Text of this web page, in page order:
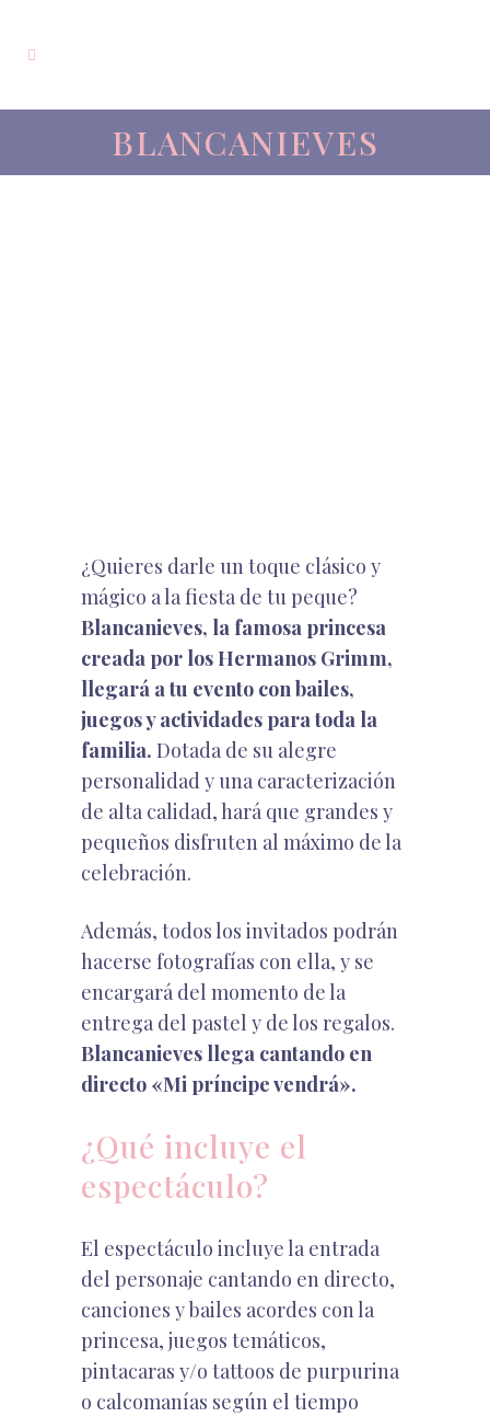
BLANCANIEVES
¿Quieres darle un toque clásico y
mágico a la fiesta de tu peque?
Blancanieves, la famosa princesa
creada por los Hermanos Grimm,
llegará a tu evento con bailes,
juegos y actividades para toda la
familia. Dotada de su alegre
personalidad y una caracterización
de alta calidad, hará que grandes y
pequeños disfruten al máximo de la
celebración.
Además, todos los invitados podrán
hacerse fotografías con ella, y se
encargará del momento de la
entrega del pastel y de los regalos.
Blancanieves llega cantando en
directo «Mi príncipe vendrá».
¿Qué incluye el
espectáculo?
El espectáculo incluye la entrada
del personaje cantando en directo,
canciones y bailes acordes con la
princesa, juegos temáticos,
pintacaras y/o tattoos de purpurina
o calcomanías según el tiempo